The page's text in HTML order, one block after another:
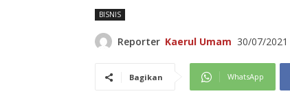
BISNIS
Reporter Kaerul Umam 30/07/2021
Bagikan WhatsApp